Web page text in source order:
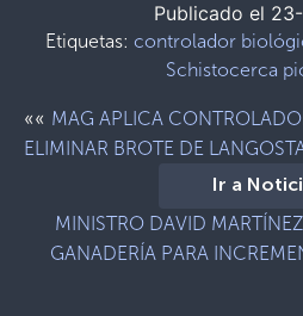
Publicado el
Etiquetas: controlador
Schistocerca
«« MAG APLICA
ELIMINAR BROTE DE
Ir a
MINISTRO DAVID
GANADERÍA PARA